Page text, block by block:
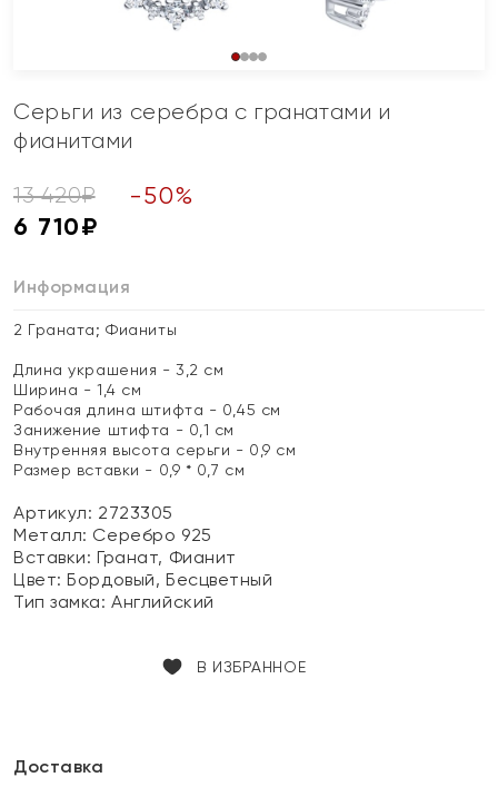
Серьги из серебра с гранатами и
фианитами
13 420₽ -50%
6 710₽
Информация
2 Граната; Фианиты
Длина украшения - 3,2 см
Ширина - 1,4 см
Рабочая длина штифта - 0,45 см
Занижение штифта - 0,1 см
Внутренняя высота серьги - 0,9 см
Размер вставки - 0,9 * 0,7 см
Артикул: 2723305
Металл: Серебро 925
Вставки:Гранат, Фианит
Цвет:Бордовый, Бесцветный
Тип замка:Английский
В ИЗБРАННОЕ
Доставка